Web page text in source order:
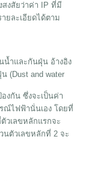
งสัยว่าค่า IP ที่มี
ยละเอียดได้ตาม
ำและกันฝุ่น อ้างอิง
(Dust and water
งกัน ซึ่งจะเป็นค่า
ณ์ไฟฟ้านั่นเอง โดยที่
วเลขหลักแรกจะ
นตัวเลขหลักที่ 2 จะ